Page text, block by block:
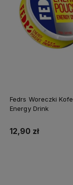
Fedrs Woreczki
Energy Drink
12,90 zł